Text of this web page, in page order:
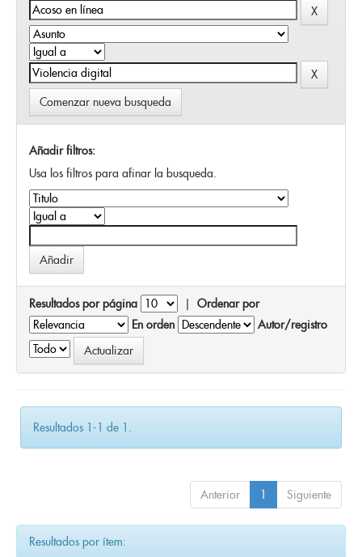
Comenzar nueva busqueda
Añadir filtros:
Usa los filtros para afinar la busqueda.
Resultados por página | Ordenar por
En orden
Autor/registro
Resultados 1-1 de 1.
Anterior 1 Siguiente
Resultados por ítem: